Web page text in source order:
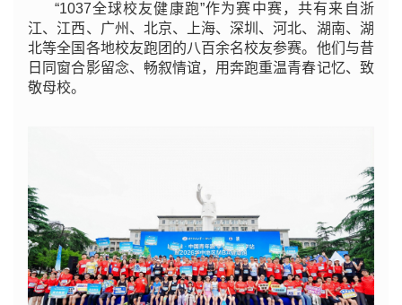
“1037全球校友健康跑”作为赛中赛，共有来自浙
江、江西、广州、北京、上海、深圳、河北、湖南、湖
北等全国各地校友跑团的八百余名校友参赛。他们与昔
日同窗合影留念、畅叙情谊，用奔跑重温青春记忆、致
敬母校。